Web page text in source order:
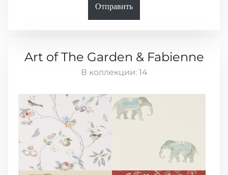
Отправить
Art of The Garden & Fabienne
В коллекции: 14